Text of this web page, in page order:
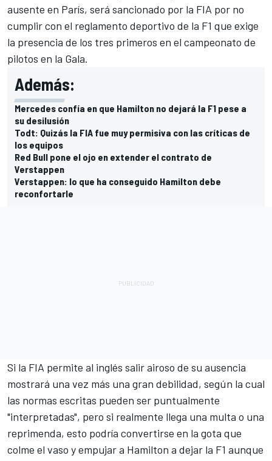
ausente en París, será sancionado por la FIA por no
cumplir con el reglamento deportivo de la F1 que exige
la presencia de los tres primeros en el campeonato de
pilotos en la Gala.
Además:
Mercedes confía en que Hamilton no dejará la F1 pese a
su desilusión
Todt: Quizás la FIA fue muy permisiva con las críticas de
los equipos
Red Bull pone el ojo en extender el contrato de
Verstappen
Verstappen: lo que ha conseguido Hamilton debe
reconfortarle
Si la FIA permite al inglés salir airoso de su ausencia
mostrará una vez más una gran debilidad, según la cual
las normas escritas pueden ser puntualmente
"interpretadas", pero si realmente llega una multa o una
reprimenda, esto podría convertirse en la gota que
colme el vaso y empujar a Hamilton a dejar la F1 aunque